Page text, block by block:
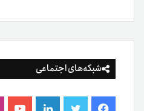
شبکه‌های اجتماعی